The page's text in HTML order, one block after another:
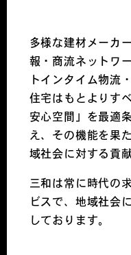
多様な建材メーカ
報・商流ネットワ
トインタイム物流
住宅はもとよりす
安心空間」を最適
え、その機能を果
域社会に対する貢
三和は常に時代の
ビスで、地域社会
しております。